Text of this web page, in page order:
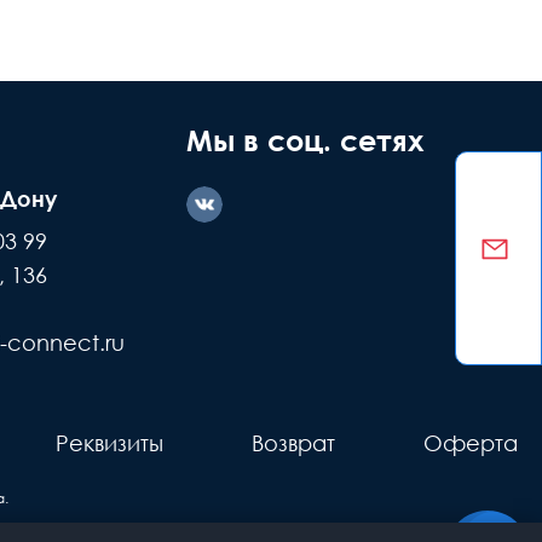
детали +
Делаем обмен
99
136
connect.ru
Мы в соц. сетях
Реквизиты Возврат Оферта